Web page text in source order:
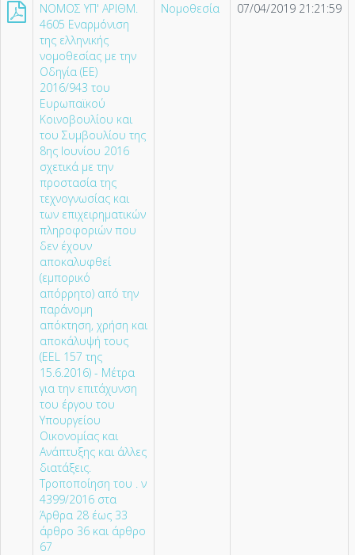
NOMOΣ ΥΠ' ΑΡΙΘΜ.
4605 Εναρμόνιση
της ελληνικής
νομοθεσίας με την
Οδηγία (ΕΕ)
2016/943 του
Ευρωπαϊκού
Κοινοβουλίου και
του Συμβουλίου της
8ης Ιουνίου 2016
σχετικά με την
προστασία της
τεχνογνωσίας και
των επιχειρηματικών
πληροφοριών που
δεν έχουν
αποκαλυφθεί
(εμπορικό
απόρρητο) από την
παράνομη
απόκτηση, χρήση και
αποκάλυψή τους
(EEL 157 της
15.6.2016) - Μέτρα
για την επιτάχυνση
του έργου του
Υπουργείου
Οικονομίας και
Ανάπτυξης και άλλες
διατάξεις.
Τροποποίηση του . ν
4399/2016 στα
Άρθρα 28 έως 33
άρθρο 36 και άρθρο
67
Νομοθεσία 07/04/2019 21:21:59